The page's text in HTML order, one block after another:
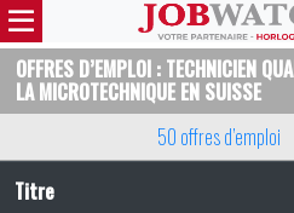
OFFRES D’EMPLOI : TECHNICIEN
LA MICROTECHNIQUE EN SUISSE
50 offres d’emploi
Titre